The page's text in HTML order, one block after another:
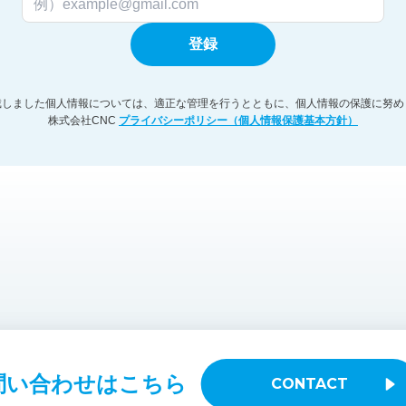
ました個人情報については、適正な管理を行うとともに、個人情報の保護に努
株式会社CNC プライバシーポリシー（個人情報保護基本方針）
い合わせはこちら CONTACT